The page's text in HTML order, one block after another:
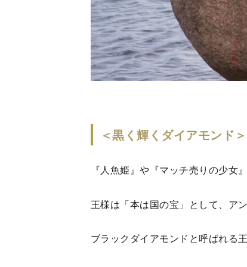
＜黒く輝くダイアモンド＞
『人魚姫』や『マッチ売りの少女
王様は「本は国の宝」として、ア
ブラックダイアモンドと呼ばれる